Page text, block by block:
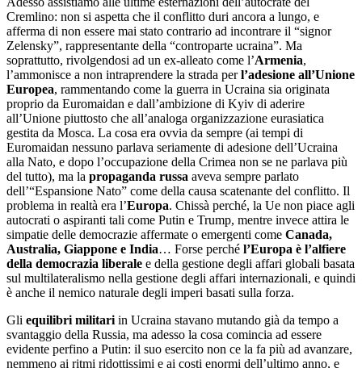
Cremlino: non si aspetta che il conflitto duri ancora a lungo, e
afferma di non essere mai stato contrario ad incontrare il “signor
Zelensky”, rappresentante della “controparte ucraina”. Ma
soprattutto, rivolgendosi ad un ex-alleato come l’Armenia,
l’ammonisce a non intraprendere la strada perl’adesione all’Unione
Europea, rammentando come la guerra in Ucraina sia originata
proprio da Euromaidan e dall’ambizione di Kyiv di aderire
all’Unione piuttosto che all’analoga organizzazione eurasiatica
gestita da Mosca. La cosa era ovvia da sempre (ai tempi di
Euromaidan nessuno parlava seriamente di adesione dell’Ucraina
alla Nato, e dopo l’occupazione della Crimea non se ne parlava più
del tutto), ma la propaganda russa aveva sempre parlato
dell’“Espansione Nato” come della causa scatenante del conflitto. Il
problema in realtà era l’Europa. Chissà perché, la Ue non piace agli
autocrati o aspiranti tali come Putin e Trump, mentre invece attira le
simpatie delle democrazie affermate o emergenti come Canada,
Australia, Giappone e India… Forse perché l’Europa è l’alfiere
della democrazia liberale e della gestione degli affari globali basata
sul multilateralismo nella gestione degli affari internazionali, e quindi
è anche il nemico naturale degli imperi basati sulla forza.
Gli equilibri militari in Ucraina stavano mutando già da tempo a
svantaggio della Russia, ma adesso la cosa comincia ad essere
evidente perfino a Putin: il suo esercito non ce la fa più ad avanzare,
nemmeno ai ritmi ridottissimi e ai costi enormi dell’ultimo anno, e